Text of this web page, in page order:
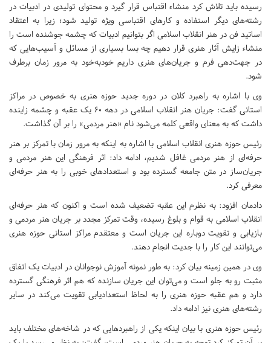
رسیده باید تلاش کرد منشاء اقتباس قرار گیرد و محتوای تولیدی در ادبیات در
رشته‌های دیگر استفاده و کارهای اقتباسی ویژه تولید شود؛ زیرا به اعتقاد
اساتید فن در هنر انقلاب اسلامی اگر بتوانیم ادبیات که چشمه جوشنده است را
منشاء زایش آثار هنری قرار دهیم چه‌ بسا بسیاری از مسائل و آسیب‌هایی که
در جهت‌دهی فرم و جریان‌های هنری داریم خود‌به‌خود به مرور زمان برطرف
شود.
وی با اشاره به راهبرد کلان در دوره جدید حوزه هنری به خصوص در مراکز
استانی گفت: جریان هنر انقلاب اسلامی در دهه 60 یک عقبه و چشمه زاینده‌
داشت که به معنای واقعی کلمه می‌شود نام «هنر مردمی» را بر آن گذاشت.
رئیس حوزه هنری انقلاب اسلامی با اشاره به اینکه به مرور زمان با تمرکز بر هنر
حرفه‌ای از هنر مردمی غافل شدیم، ادامه داد: اثر فرهنگی این هنر مردمی و
جریان‌ساز در متن جامعه گسترده بود و استعدادهای خوبی را به هنر حرفه‌ای
معرفی کرد.
دادمان افزود: به نظرم این عقبه تضعیف شده است و اکنون که هنر حرفه‌ای
انقلاب اسلامی به قوام و بلوغ رسیده، وقت تمرکز مجدد بر جریان هنر مردمی و
بازیابی و تقویت دوباره این جریان است و معتقدم مراکز استانی حوزه هنری
می‌توانند این کار را با جدیت انجام دهند.
وی در همین زمینه بیان کرد: به طور نمونه آموزش نوجوانان در ادبیات یک اتفاق
مثبت رو به جلو است و می‌توان این جریان سازنده که هم اثر فرهنگی گسترده
دارد و هم عقبه حوزه هنری را به لحاظ استعدادیابی تقویت می‌کند در سایر
رشته‌های هنری نیز ادامه داد.
رئیس حوزه هنری با بیان اینکه یکی از راهبردهایی که در شاخه‌های مختلف باید